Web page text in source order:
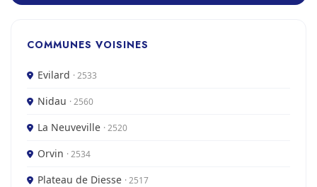
COMMUNES VOISINES
Evilard · 2533
Nidau · 2560
La Neuveville · 2520
Orvin · 2534
Plateau de Diesse · 2517